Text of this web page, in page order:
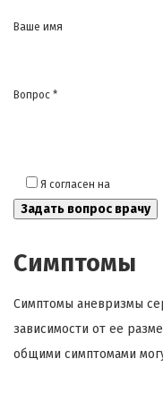
Ваше имя
Вопрос *
Я согласен на
Симптомы
Симптомы аневризмы
зависимости от ее
общими симптомами